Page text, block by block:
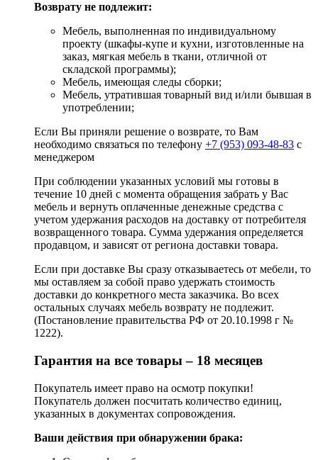
Возврату не подлежит:
Мебель, выполненная по индивидуальному
проекту (шкафы-купе и кухни, изготовленные на
заказ, мягкая мебель в ткани, отличной от
складской программы);
Мебель, имеющая следы сборки;
Мебель, утратившая товарный вид и/или бывшая в
употреблении;
Если Вы приняли решение о возврате, то Вам
необходимо связаться по телефону +7 (953) 093-48-83 с
менеджером
При соблюдении указанных условий мы готовы в
течение 10 дней с момента обращения забрать у Вас
мебель и вернуть оплаченные денежные средства с
учетом удержания расходов на доставку от потребителя
возвращенного товара. Сумма удержания определяется
продавцом, и зависят от региона доставки товара.
Если при доставке Вы сразу отказываетесь от мебели, то
мы оставляем за собой право удержать стоимость
доставки до конкретного места заказчика. Во всех
остальных случаях мебель возврату не подлежит.
(Постановление правительства РФ от 20.10.1998 г №
1222).
Гарантия на все товары – 18 месяцев
Покупатель имеет право на осмотр покупки!
Покупатель должен посчитать количество единиц,
указанных в документах сопровождения.
Ваши действия при обнаружении брака: